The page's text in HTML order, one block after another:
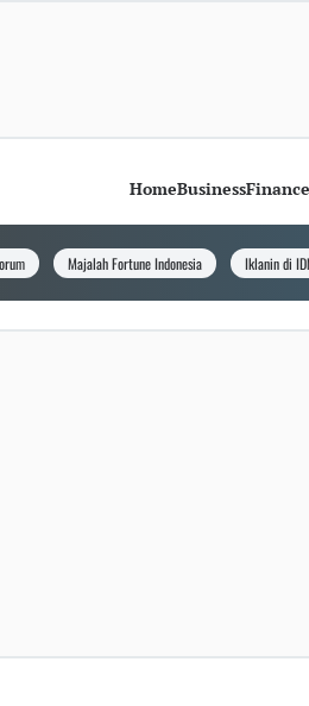
HomeBusinessFinance
Majalah Fortune Indonesia Iklanin di